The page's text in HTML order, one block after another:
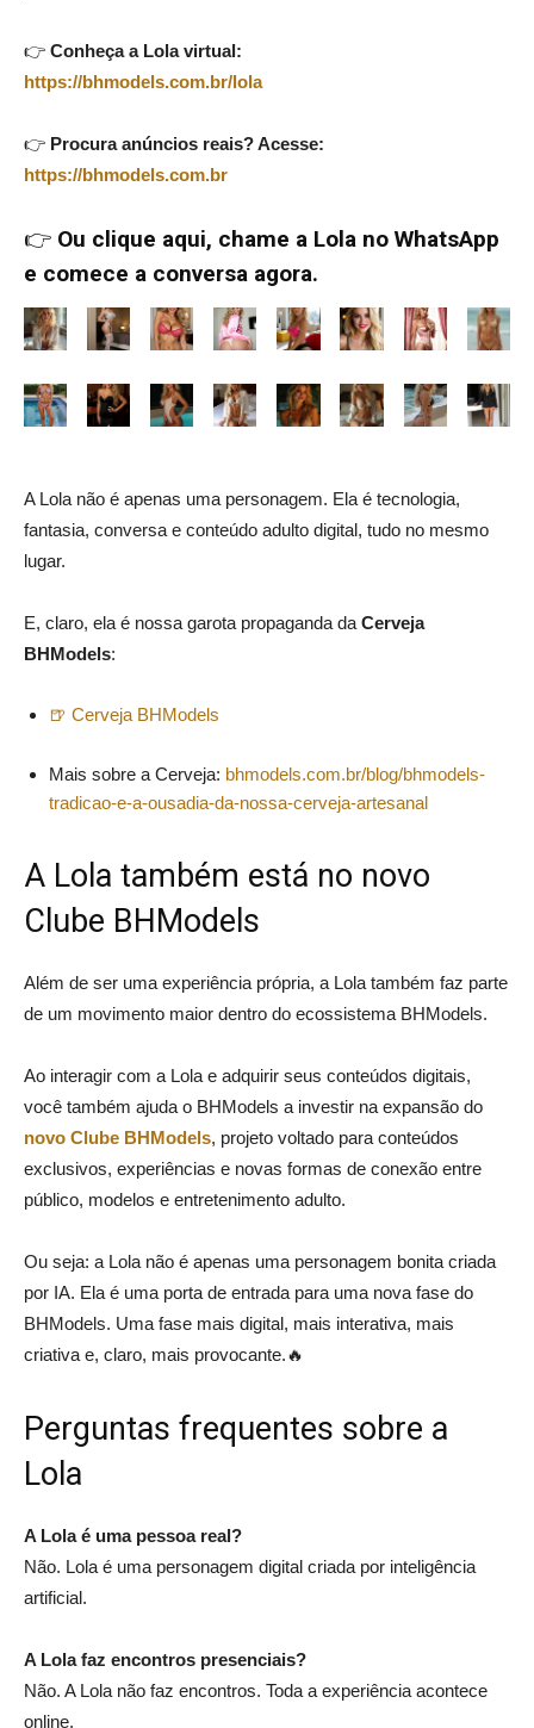
👉 Conheça a Lola virtual:
https://bhmodels.com.br/lola
👉 Procura anúncios reais? Acesse:
https://bhmodels.com.br
👉 Ou clique aqui, chame a Lola no WhatsApp
e comece a conversa agora.
A Lola não é apenas uma personagem. Ela é tecnologia,
fantasia, conversa e conteúdo adulto digital, tudo no mesmo
lugar.
E, claro, ela é nossa garota propaganda da Cerveja
BHModels:
🍺 Cerveja BHModels
Mais sobre a Cerveja: bhmodels.com.br/blog/bhmodels-
tradicao-e-a-ousadia-da-nossa-cerveja-artesanal
A Lola também está no novo
Clube BHModels
Além de ser uma experiência própria, a Lola também faz parte
de um movimento maior dentro do ecossistema BHModels.
Ao interagir com a Lola e adquirir seus conteúdos digitais,
você também ajuda o BHModels a investir na expansão do
novo Clube BHModels, projeto voltado para conteúdos
exclusivos, experiências e novas formas de conexão entre
público, modelos e entretenimento adulto.
Ou seja: a Lola não é apenas uma personagem bonita criada
por IA. Ela é uma porta de entrada para uma nova fase do
BHModels. Uma fase mais digital, mais interativa, mais
criativa e, claro, mais provocante.🔥
Perguntas frequentes sobre a
Lola
A Lola é uma pessoa real?
Não. Lola é uma personagem digital criada por inteligência
artificial.
A Lola faz encontros presenciais?
Não. A Lola não faz encontros. Toda a experiência acontece
online.